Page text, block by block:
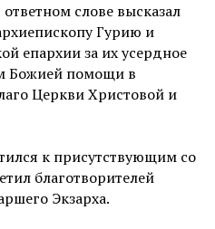
слове высказал
Гурию и
епархии за их усердное
Божией помощи в
Церкви Христовой и
к присутствующим со
благотворителей
Экзарха.